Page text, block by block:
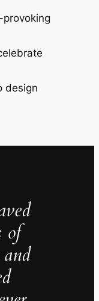
design
of